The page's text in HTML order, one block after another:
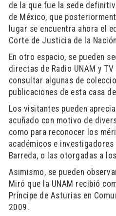
de la que fue la sede
de México, que
lugar se encuentra ahora el
Corte de Justicia de la
En otro espacio, se pueden
directas de Radio UNAM y TV
consultar algunas de
publicaciones de esta casa
Los visitantes pueden
acuñado con motivo de
como para reconocer los
académicos e investigadores
Barreda, o las otorgadas a
Asimismo, se pueden
Miró que la UNAM recibió
Príncipe de Asturias en
2009.